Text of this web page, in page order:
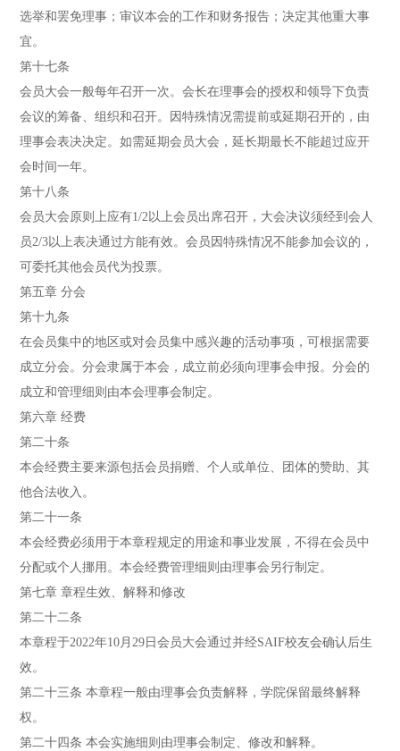
选举和罢免理事；审议本会的工作和财务报告；决定其他重大事
宜。
第十七条
会员大会一般每年召开一次。会长在理事会的授权和领导下负责
会议的筹备、组织和召开。因特殊情况需提前或延期召开的，由
理事会表决决定。如需延期会员大会，延长期最长不能超过应开
会时间一年。
第十八条
会员大会原则上应有1/2以上会员出席召开，大会决议须经到会人
员2/3以上表决通过方能有效。会员因特殊情况不能参加会议的，
可委托其他会员代为投票。
第五章 分会
第十九条
在会员集中的地区或对会员集中感兴趣的活动事项，可根据需要
成立分会。分会隶属于本会，成立前必须向理事会申报。分会的
成立和管理细则由本会理事会制定。
第六章 经费
第二十条
本会经费主要来源包括会员捐赠、个人或单位、团体的赞助、其
他合法收入。
第二十一条
本会经费必须用于本章程规定的用途和事业发展，不得在会员中
分配或个人挪用。本会经费管理细则由理事会另行制定。
第七章 章程生效、解释和修改
第二十二条
本章程于2022年10月29日会员大会通过并经SAIF校友会确认后生
效。
第二十三条 本章程一般由理事会负责解释，学院保留最终解释
权。
第二十四条 本会实施细则由理事会制定、修改和解释。